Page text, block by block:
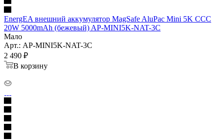
EnergEA внешний аккумулятор MagSafe AluPac Mini 5K CCC
20W 5000mAh (бежевый) AP-MINI5K-NAT-3C
Мало
Арт.: AP-MINI5K-NAT-3C
2 490 ₽
В корзину